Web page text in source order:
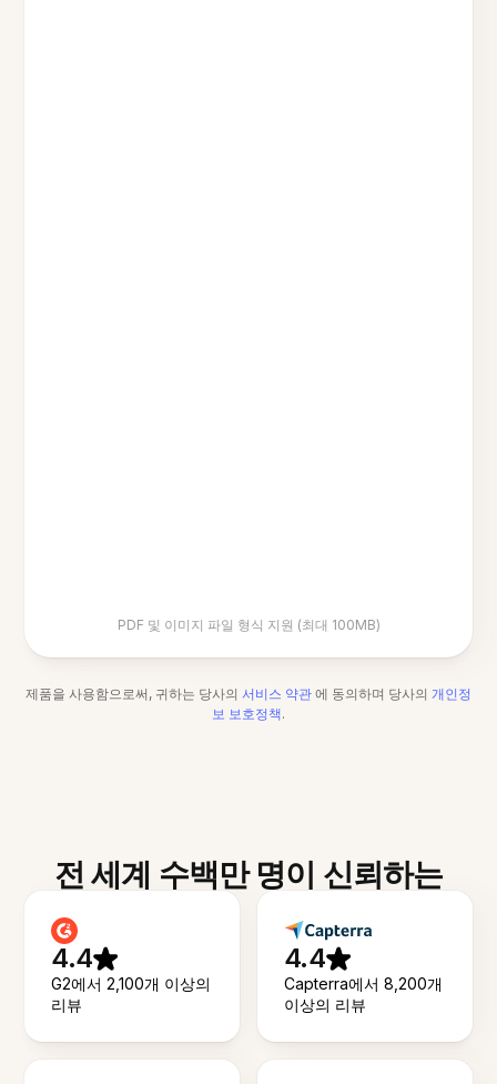
PDF 및 이미지 파일 형식 지원 (최대 100MB)
제품을 사용함으로써, 귀하는 당사의 서비스 약관 에 동의하며 당사의 개인정
보 보호정책.
전 세계 수백만 명이 신뢰하는
4.4
G2에서 2,100개 이상의
리뷰
4.4
Capterra에서 8,200개
이상의 리뷰